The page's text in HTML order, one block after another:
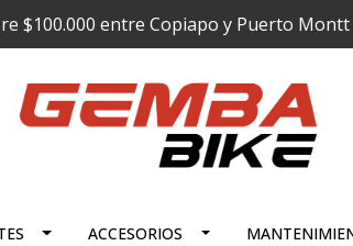
$100.000 entre Copiapo y Puerto
ACCESORIOS